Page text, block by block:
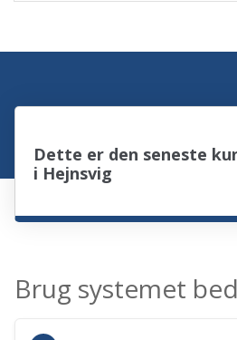
Dette er den seneste
i Hejnsvig
Brug systemet